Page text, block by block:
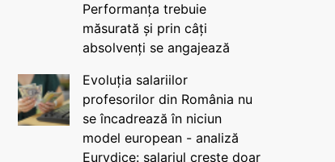
Performanța trebuie
măsurată și prin câți
absolvenți se angajează
Evoluția salariilor
profesorilor din România nu
se încadrează în niciun
model european - analiză
Eurydice: salariul crește doar